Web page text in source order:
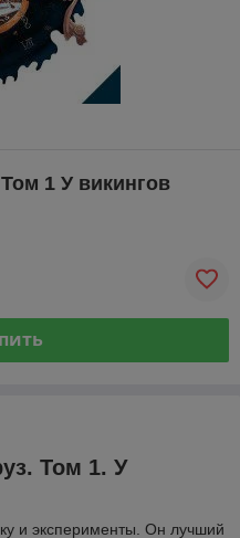
1 У викингов
Том 1. У
и эксперименты. Он лучший